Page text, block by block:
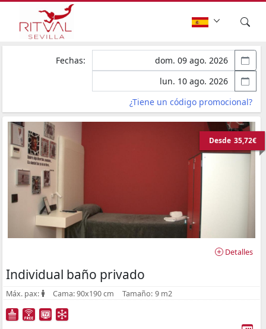
Fechas:
¿Tiene un código promocional?
Desde 35,72€
Detalles
Individual baño privado
Máx. pax: Cama: 90x190 cm Tamaño: 9 m2